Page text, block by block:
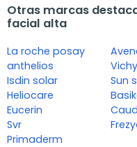
Otras marcas
facial alta
La roche posay
anthelios
Isdin solar
Heliocare
Eucerin
Svr
Primaderm
Vichy
Sun